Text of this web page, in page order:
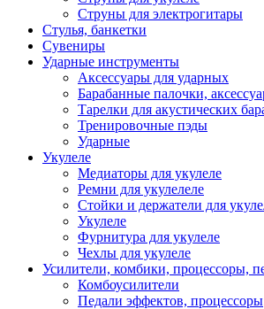
Струны для электрогитары
Стулья, банкетки
Сувениры
Ударные инструменты
Аксессуары для ударных
Барабанные палочки,
Тарелки для акустических
Тренировочные пэды
Ударные
Укулеле
Медиаторы для укулеле
Ремни для укулелеле
Стойки и держатели для
Укулеле
Фурнитура для укулеле
Чехлы для укулеле
Усилители, комбики, процессоры,
Комбоусилители
Педали эффектов, процессоры